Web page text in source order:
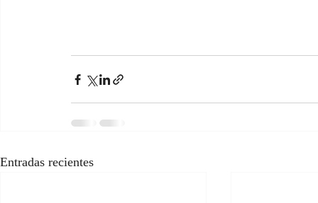
Entradas recientes